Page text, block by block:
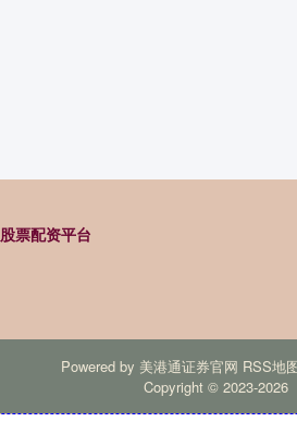
股票配资平台
Powered by 美港通证券官网 RSS地
Copyright © 2023-2026